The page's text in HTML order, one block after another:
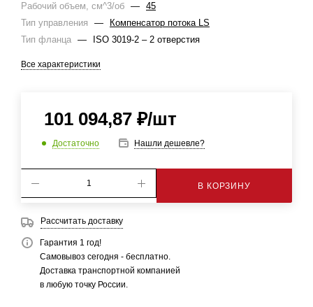
Рабочий объем, см^3/об — 45
Тип управления
—
Компенсатор потока LS
Тип фланца — ISO 3019-2 – 2 отверстия
Все характеристики
101 094,87 ₽/шт
Достаточно Нашли дешевле?
В КОРЗИНУ
Рассчитать доставку
Гарантия 1 год!
Самовывоз сегодня - бесплатно.
Доставка транспортной компанией
в любую точку России.